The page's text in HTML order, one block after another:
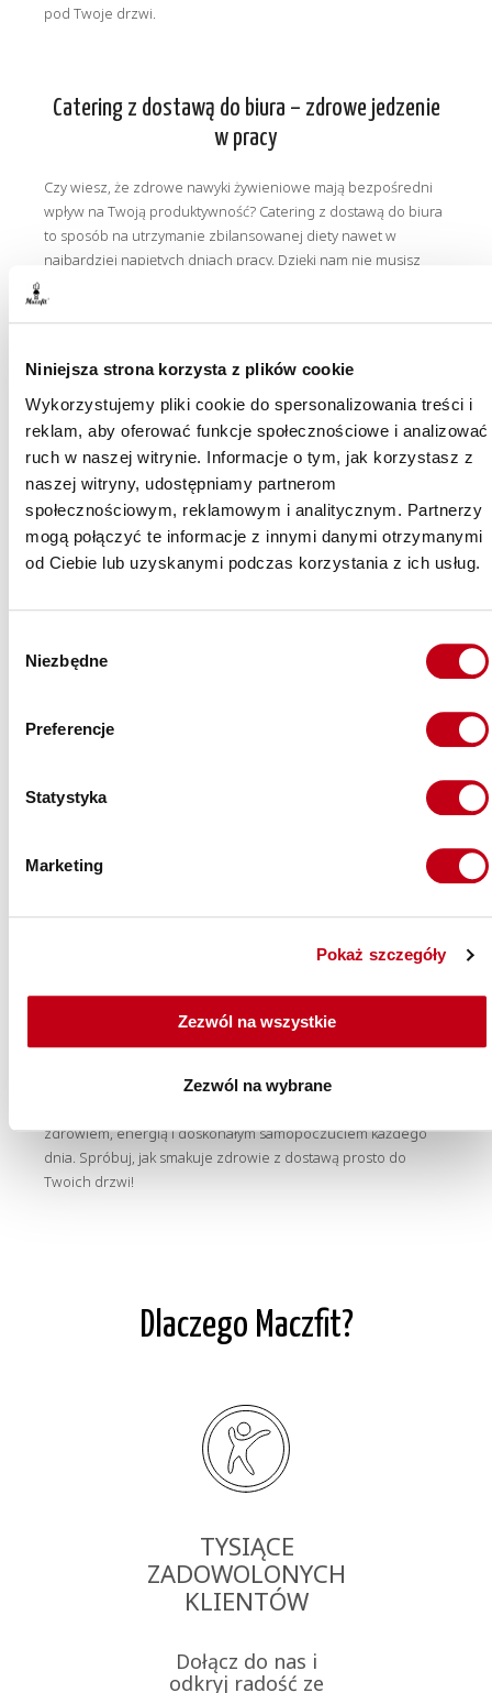
Niniejsza strona korzysta z plików cookie
Wykorzystujemy pliki cookie do spersonalizowania treści i
reklam, aby oferować funkcje społecznościowe i analizować
ruch w naszej witrynie. Informacje o tym, jak korzystasz z
naszej witryny, udostępniamy partnerom
społecznościowym, reklamowym i analitycznym. Partnerzy
mogą połączyć te informacje z innymi danymi otrzymanymi
od Ciebie lub uzyskanymi podczas korzystania z ich usług.
zgody
Niezbędne
Preferencje
Statystyka
Marketing
Pokaż szczegóły
Zezwól na wszystkie
Zezwól na wybrane
pod Twoje drzwi.
Catering z dostawą do biura – zdrowe jedzenie
w pracy
Czy wiesz, że zdrowe nawyki żywieniowe mają bezpośredni
wpływ na Twoją produktywność? Catering z dostawą do biura
to sposób na utrzymanie zbilansowanej diety nawet w
najbardziej napiętych dniach pracy. Dzięki nam nie musisz
przekąsek.
Menu pełne smaku
Nasze smaczne posiłki przygotowywane są przez
doświadczonych kucharzy z pasją do zdrowego jedzenia.
Dbamy o to, by każda porcja była pełna wartościowych
składników, a jednocześnie zachwycała zróżnicowaniem i
smakiem.
zdrowych nawyków wśród pracowników. Zadbaj o dobre
nasz catering.
dbaniu o zdrowie
Zbilansowana dieta to podstawa zdrowego stylu życia. Nasz
miał dostęp do zróżnicowanych posiłków, które dostarczą Ci
wszystkich niezbędnych składników odżywczych. Z nami
Zapraszamy do dołączenia do grona zadowolonych klientów,
zdrowiem, energią i doskonałym samopoczuciem każdego
dnia. Spróbuj, jak smakuje zdrowie z dostawą prosto do
Twoich drzwi!
Dlaczego Maczfit?
TYSIĄCE
ZADOWOLONYCH
KLIENTÓW
Dołącz do nas i
odkryj radość ze